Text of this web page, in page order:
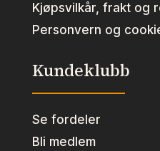
Kjøpsvilkår, frakt og
Personvern og
Kundeklubb
Se fordeler
Bli medlem